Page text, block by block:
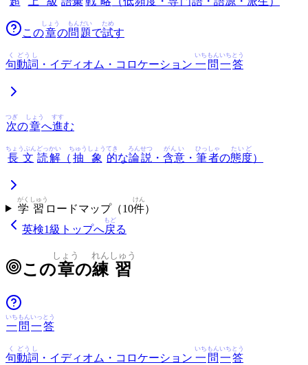
この章
しょう
の問
もん
題
だい
で試
ため
す
句
く
動詞
どうし
・イディオム・コロケーション 一
いち
問
もん
一
いち
答
とう
次
つぎ
の章
しょう
へ進
すす
む
長文
ちょうぶん
読解
どっかい
（ 抽象
ちゅうしょう
的
てき
な論説
ろんせつ
・ 含意
がんい
・ 筆者
ひっしゃ
の態度
たいど
）
学
がく
習
しゅう
ロードマップ（10件
けん
）
英検1級 トップへ戻
もど
る
この章
しょう
の練
れん
習
しゅう
一
いち
問
もん
一
いっ
答
とう
句
く
動詞
どうし
・イディオム・コロケーション 一
いち
問
もん
一
いち
答
とう